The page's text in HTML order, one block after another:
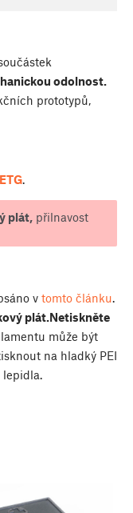
odolnost.
prototypů,
plát, přilnavost
v tomto článku
plát. Netiskněte
může být
na hladký PEI